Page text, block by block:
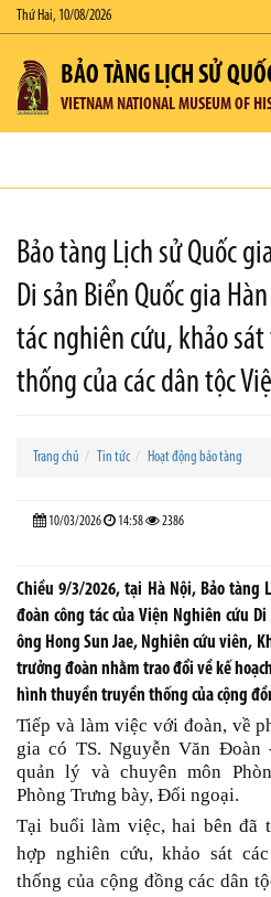
Thứ Hai, 10/08/2026
BẢO TÀNG LỊCH SỬ
VIETNAM NATIONAL MUSEUM OF
Bảo tàng Lịch sử Quốc
Di sản Biển Quốc gia
tác nghiên cứu, khảo
thống của các dân tộc
Trang chủ Tin tức Hoạt động bảo tàng
10/03/2026 14:58 2386
Chiều 9/3/2026, tại Hà Nội, Bảo tàng
đoàn công tác của Viện Nghiên cứu
ông Hong Sun Jae, Nghiên cứu viên,
trưởng đoàn nhằm trao đổi về kế
hình thuyền truyền thống của cộng
Tiếp và làm việc với đoàn, về
gia có TS. Nguyễn Văn Đoàn
quản lý và chuyên môn
Phòng Trưng bày, Đối ngoại.
Tại buổi làm việc, hai bên đã
hợp nghiên cứu, khảo sát
thống của cộng đồng các dân